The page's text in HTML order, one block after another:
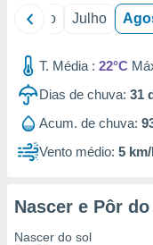
estudos
1199
Junho Julho
T. Média : 22°C
Dias de chuva: 31
Acum. de chuva:
Vento médio: 5
Nascer e Pôr do
Nascer do sol